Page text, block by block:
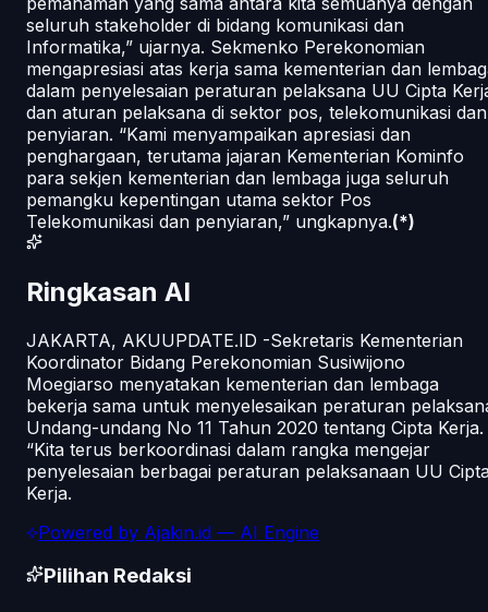
seluruh stakeholder di bidang komunikasi dan
Informatika,” ujarnya. Sekmenko Perekonomian
mengapresiasi atas kerja sama kementerian dan
dalam penyelesaian peraturan pelaksana UU Cipta
dan aturan pelaksana di sektor pos, telekomunikasi dan
penyiaran. “Kami menyampaikan apresiasi dan
penghargaan, terutama jajaran Kementerian Kominfo
para sekjen kementerian dan lembaga juga seluruh
pemangku kepentingan utama sektor Pos
Telekomunikasi dan penyiaran,” ungkapnya.(*)
Ringkasan AI
JAKARTA, AKUUPDATE.ID -Sekretaris Kementerian
Koordinator Bidang Perekonomian Susiwijono
Moegiarso menyatakan kementerian dan lembaga
bekerja sama untuk menyelesaikan peraturan
Undang-undang No 11 Tahun 2020 tentang Cipta Kerja.
“Kita terus berkoordinasi dalam rangka mengejar
penyelesaian berbagai peraturan pelaksanaan UU
Kerja.
Powered by Ajakin.id — AI Engine
Pilihan Redaksi